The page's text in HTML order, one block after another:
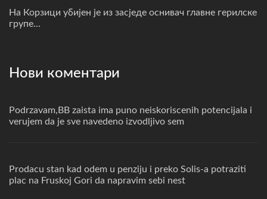
На Корзици убијен је из засједе оснивач главне герилске
групе...
Нови коментари
Podrzavam,BB zaista ima puno neiskoriscenih potencijala i
verujem da je sve navedeno izvodljivo sem
Prodacu stan kad odem u penziju i preko Solis-a potraziti
plac na Fruskoj Gori da napravim sebi nest